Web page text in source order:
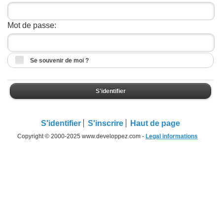
Mot de passe:
Se souvenir de moi ?
S'identifier
S'identifier S'inscrire Haut de page
Copyright © 2000-2025 www.developpez.com - Legal informations